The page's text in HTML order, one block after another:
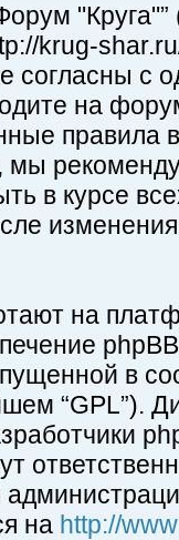
krug-
согласны с
на
правила
мы
в курсе
на
в
“GPL”).
на http://